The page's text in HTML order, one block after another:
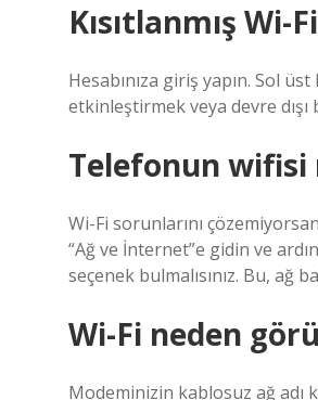
Kısıtlanmış Wi-
Hesabınıza giriş yapın. Sol üst
etkinleştirmek veya devre dışı
Telefonun wifisi
Wi-Fi sorunlarını
“Ağ ve İnternet”e gidin ve
seçenek bulmalısınız. Bu, ağ
Wi-Fi neden
Modeminizin kablosuz ağ adı